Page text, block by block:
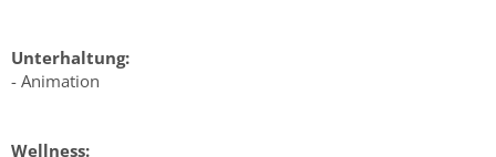
Unterhaltung:
- Animation
Wellness: